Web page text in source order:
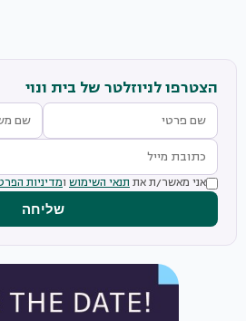
הצטרפו לניוזלטר של בית ונוי
אני מאשר/ת את תנאי השימוש ומדיניות
שליחה